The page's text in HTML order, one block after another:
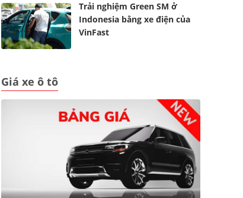
Trải nghiệm Green SM ở
Indonesia bằng xe điện của
VinFast
Giá xe ô tô